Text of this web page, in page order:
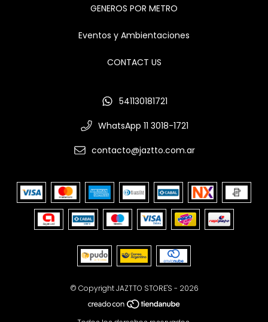
GENEROS POR METRO
Eventos y Ambientaciones
CONTACT US
541130181721
WhatsApp 11 3018-1721
contacto@jaztto.com.ar
© Copyright JAZTTO STORE'S - 2026